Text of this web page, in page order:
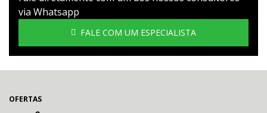
via Whatsapp
FALE COM UM ESPECIALISTA